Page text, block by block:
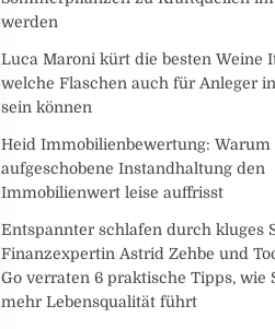
werden
Luca Maroni kürt die besten Weine
welche Flaschen auch für Anleger
sein können
Heid Immobilienbewertung: Warum
aufgeschobene Instandhaltung den
Immobilienwert leise auffrisst
Entspannter schlafen durch kluges
Finanzexpertin Astrid Zehbe und
Go verraten 6 praktische Tipps, wie
mehr Lebensqualität führt